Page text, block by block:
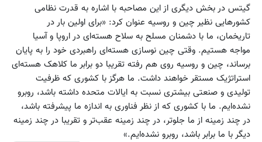
گیتس در بخش دیگری از این مصاحبه با اشاره به قدرت نظامی
کشورهایی نظیر چین و روسیه عنوان کرد: «برای اولین بار در
تاریخمان، ما با دشمنان مسلح به سلاح هسته‌ای در اروپا و آسیا
مواجه هستیم. وقتی چین نوسازی هسته‌ای راهبردی خود را به پایان
برساند، چین و روسیه روی هم رفته تقریبا دو برابر ما کلاهک هسته‌ای
استراتژیک مستقر خواهند داشت. ما هرگز با کشوری که ظرفیت
تولیدی و صنعتی بیشتری نسبت به ایالات متحده داشته باشد، روبرو
نشده‌ایم. ما با کشوری که از نظر فناوری به اندازه ما پیشرفته باشد،
در چند زمینه از ما جلوتر، در چند زمینه عقب‌تر و تقریبا در چند زمینه
دیگر با ما برابر باشد، روبرو نشده‌ایم.»